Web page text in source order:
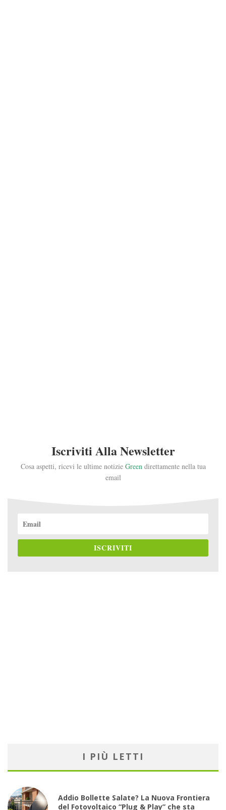
Iscriviti Alla Newsletter
Cosa aspetti, ricevi le ultime notizie Greendirettamente nella tua
email
ISCRIVITI
I PIÙ LETTI
Addio Bollette Salate? La Nuova Frontiera
del Fotovoltaico “Plug & Play” che sta